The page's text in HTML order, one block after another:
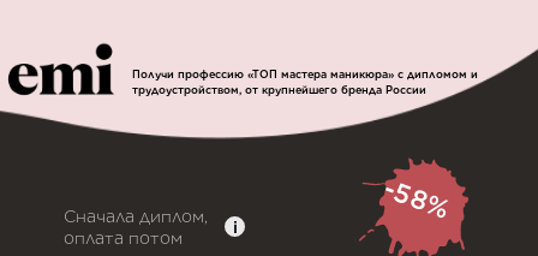
Получи профессию «ТОП мастера маникюра» с дипломом и
трудоустройством, от крупнейшего бренда России
Сначала диплом,
оплата потом
i
-58%